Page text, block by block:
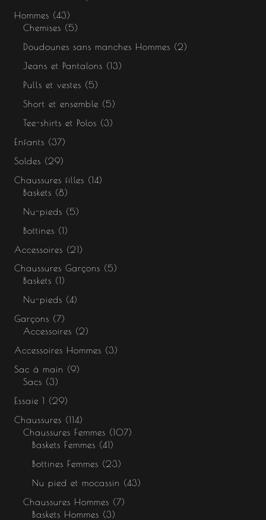
Hommes
43
Chemises
5
Doudounes sans manches Hommes
2
Jeans et Pantalons
13
Pulls et vestes
5
Short et ensemble
5
Tee-shirts et Polos
3
Enfants
37
Soldes
29
Chaussures filles
14
Baskets
8
Nu-pieds
5
Bottines
1
Accessoires
21
Chaussures Garçons
5
Baskets
1
Nu-pieds
4
Garçons
7
Accessoires
2
Accessoires Hommes
3
Sac à main
9
Sacs
3
Essaie 1
29
Chaussures
114
Chaussures Femmes
107
Baskets Femmes
41
Bottines Femmes
23
Nu pied et mocassin
43
Chaussures Hommes
7
Baskets Hommes
3